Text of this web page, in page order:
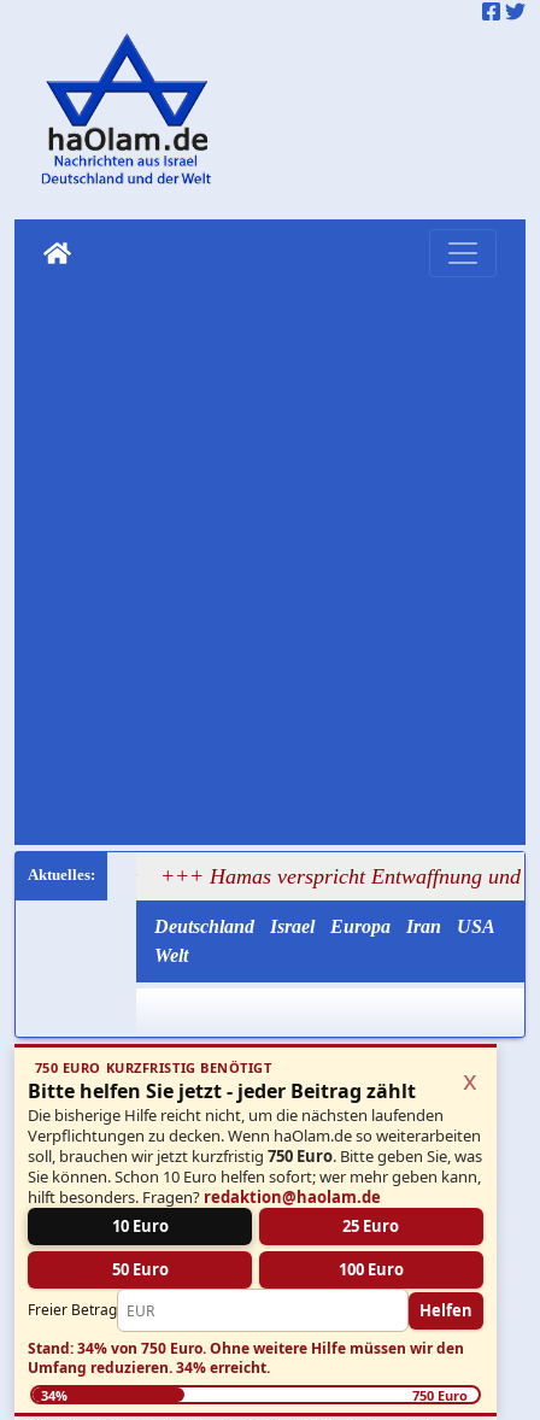
+++ Hamas verspricht Entwaffnung und ruft
Deutschland Israel Europa Iran
USA
Welt
750 EURO KURZFRISTIG BENÖTIGT
Bitte helfen Sie jetzt - jeder Beitrag zählt
Die bisherige Hilfe reicht nicht, um die nächsten laufenden
Verpflichtungen zu decken. Wenn haOlam.de so weiterarbeiten
soll, brauchen wir jetzt kurzfristig750 Euro. Bitte geben Sie, was
Sie können. Schon 10 Euro helfen sofort; wer mehr geben kann,
hilft besonders. Fragen? redaktion@haolam.de
10 Euro
25 Euro
50 Euro 100 Euro
Freier Betrag Helfen
x
Stand: 34% von 750 Euro.Ohne weitere Hilfe müssen wir den
Umfang reduzieren.34% erreicht.
34% 750 Euro